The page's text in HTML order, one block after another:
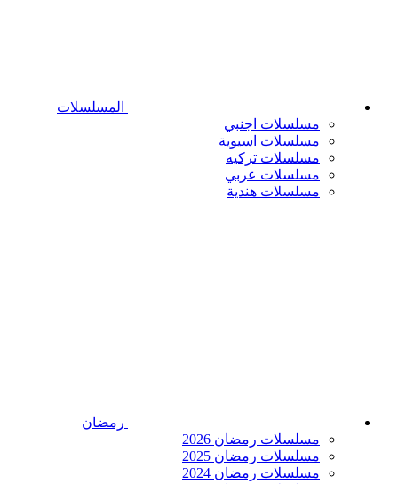
المسلسلات
مسلسلات اجنبي
مسلسلات اسيوية
مسلسلات تركيه
مسلسلات عربي
مسلسلات هندية
رمضان
مسلسلات رمضان 2026
مسلسلات رمضان 2025
مسلسلات رمضان 2024